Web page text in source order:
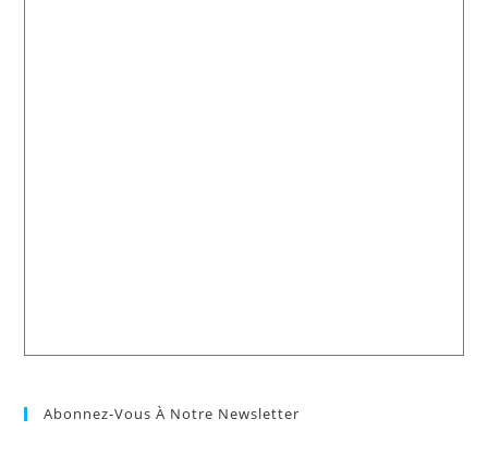
Abonnez-Vous À Notre Newsletter